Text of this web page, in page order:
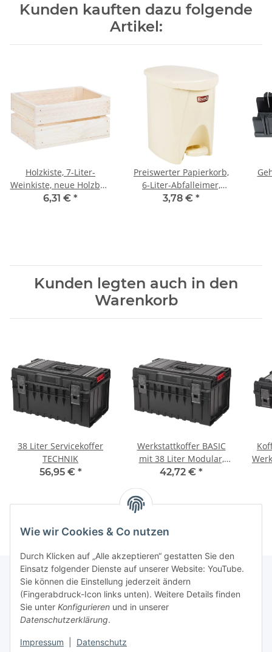
Kunden kauften dazu folgende
Artikel:
Holzkiste, 7-Liter-
Weinkiste, neue Holzbox,
30 × 20 × 15 cm
6,31 € *
Preiswerter Papierkorb,
6-Liter-Abfalleimer,
Abfallsammler,
3,78 € *
Kunden legten auch in den
Warenkorb
38 Liter Servicekoffer
TECHNIK
56,95 € *
Werkstattkoffer BASIC
mit 38 Liter Modular,
stabile Werkzeugtasche
42,72 € *
Kundenservice
Wie wir Cookies & Co nutzen
Durch Klicken auf „Alle akzeptieren“ gestatten Sie den
Einsatz folgender Dienste auf unserer Website: YouTube.
Sie können die Einstellung jederzeit ändern
(Fingerabdruck-Icon links unten). Weitere Details finden
Sie unter Konfigurieren und in unserer
Datenschutzerklärung.
Impressum Datenschutz